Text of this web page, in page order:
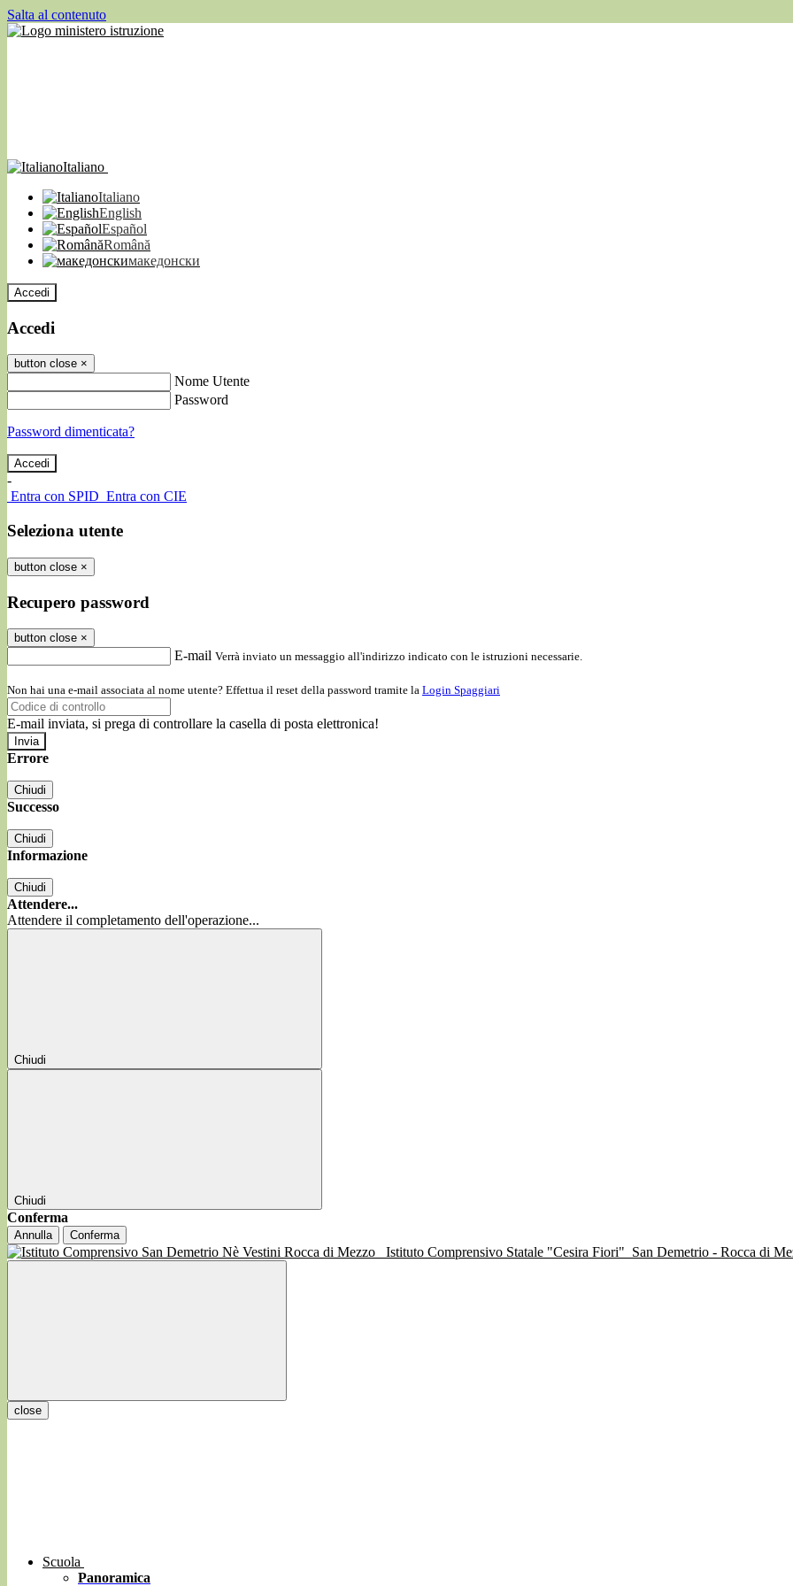
Salta al contenuto
Italiano
Italiano
English
Español
Română
македонски
Accedi
Accedi
button close ×
Nome Utente
Password
Password dimenticata?
-
Entra con SPID Entra con CIE
Seleziona utente
button close ×
Recupero password
button close ×
E-mail Verrà inviato un messaggio all'indirizzo indicato con le istruzioni necessarie.
Non hai una e-mail associata al nome utente? Effettua il reset della password tramite la Login Spaggiari
E-mail inviata, si prega di controllare la casella di posta elettronica!
Errore
Chiudi
Successo
Chiudi
Informazione
Chiudi
Attendere...
Attendere il completamento dell'operazione...
Chiudi
Chiudi
Conferma
Annulla Conferma
Istituto Comprensivo Statale "Cesira Fiori" San Demetrio - Rocca di
close
Scuola
Panoramica